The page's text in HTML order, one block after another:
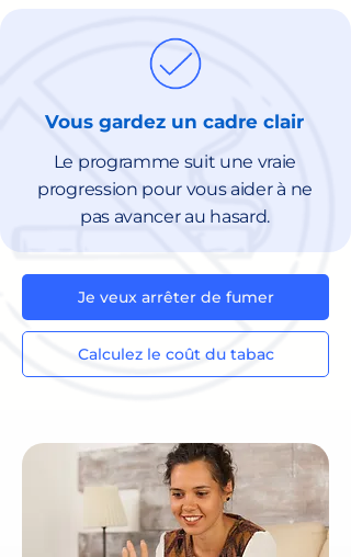
Vous gardez un cadre clair
Le programme suit une vraie
progression pour vous aider à ne
pas avancer au hasard.
Je veux arrêter de fumer
Calculez le coût du tabac